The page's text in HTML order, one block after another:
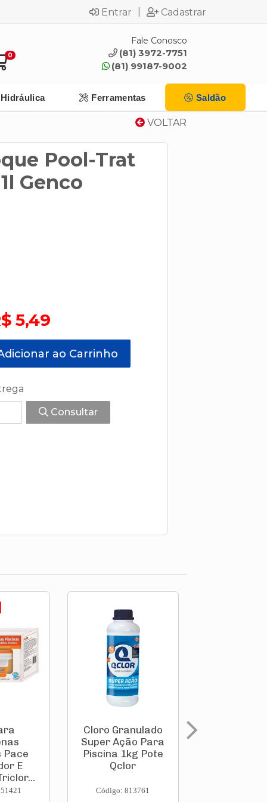
Entrar Cadastrar
0
Fale Conosco
(81) 3972-7751
(81) 99187-9002
Hidráulica Ferramentas Saldão
VOLTAR
Pool-Trat
Genco
5,49
ao Carrinho
Consultar
Pace
E
Cloro Granulado
Super Ação Para
Piscina 1kg Pote
Qclor
Código: 813761